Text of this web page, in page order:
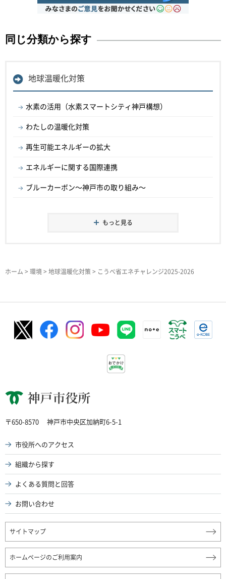
同じ分類から探す
地球温暖化対策
水素の活用（水素スマートシティ神戸構想）
わたしの温暖化対策
再生可能エネルギーの拡大
エネルギーに関する国際連携
ブルーカーボン～神戸市の取り組み～
もっと見る
ホーム > 環境> 地球温暖化対策> こうべ省エネチャレンジ2025-2026
神戸市役所
〒650-8570 神戸市中央区加納町6-5-1
市役所へのアクセス
組織から探す
よくある質問と回答
お問い合わせ
サイトマップ
ホームページのご利用案内